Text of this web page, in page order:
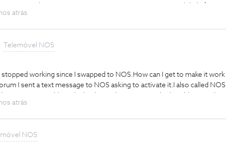
contudo continuariam os a ser WTF, apenas a mensalidade ficaria
início de março deste ano, eu e a minha namorada deixamos de poder
no contrato.
atrás
Telemóvel NOS
working since I swapped to NOS.How can I get to make it work
I sent a text message to NOS asking to activate it.I also called NOS
me it is active, although clearly it isn't.Has anyone had problems with it?
atrás
NOS